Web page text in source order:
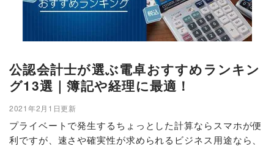
公認会計士が選ぶ電卓おすすめランキン
グ13選｜簿記や経理に最適！
2021年2月1日更新
プライベートで発生するちょっとした計算ならスマホが便
利ですが、速さや確実性が求められるビジネス用途なら、